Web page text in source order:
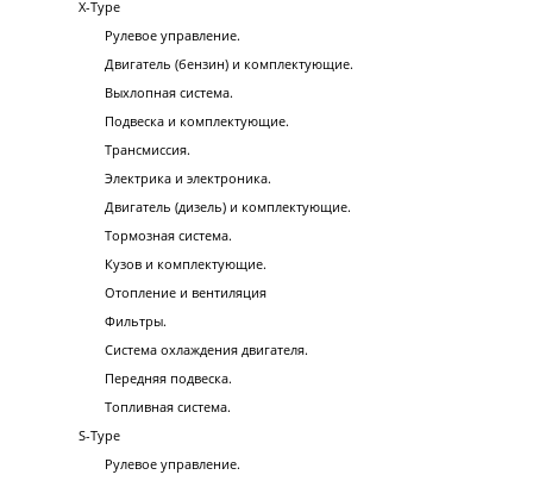
X-Type
Рулевое управление.
Двигатель (бензин) и комплектующие.
Выхлопная система.
Подвеска и комплектующие.
Трансмиссия.
Электрика и электроника.
Двигатель (дизель) и комплектующие.
Тормозная система.
Кузов и комплектующие.
Отопление и вентиляция
Фильтры.
Система охлаждения двигателя.
Передняя подвеска.
Топливная система.
S-Type
Рулевое управление.